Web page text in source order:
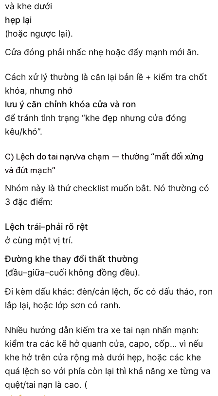
và khe dưới
hẹp lại
(hoặc ngược lại).
Cửa đóng phải nhấc nhẹ hoặc đẩy mạnh mới ăn.
Cách xử lý thường là căn lại bản lề + kiểm tra chốt
khóa, nhưng nhớ
lưu ý căn chỉnh khóa cửa và ron
để tránh tình trạng “khe đẹp nhưng cửa đóng
kêu/khó”.
C) Lệch do tai nạn/va chạm — thường “mất đối xứng
và đứt mạch”
Nhóm này là thứ checklist muốn bắt. Nó thường có
3 đặc điểm:
Lệch trái–phải rõ rệt
ở cùng một vị trí.
Đường khe thay đổi thất thường
(đầu–giữa–cuối không đồng đều).
Đi kèm dấu khác: đèn/cản lệch, ốc có dấu tháo, ron
lắp lại, hoặc lớp sơn có ranh.
Nhiều hướng dẫn kiểm tra xe tai nạn nhấn mạnh:
kiểm tra các kẽ hở quanh cửa, capo, cốp… vì nếu
khe hở trên cửa rộng mà dưới hẹp, hoặc các khe
quá lệch so với phía còn lại thì khả năng xe từng va
quệt/tai nạn là cao. (